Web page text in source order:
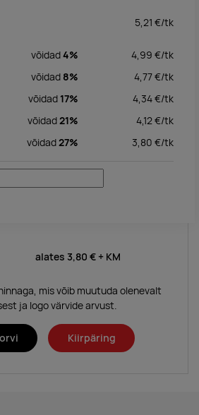
5,21 €/tk
võidad4% 4,99 €/tk
võidad 8% 4,77€/tk
võidad 17% 4,34€/tk
võidad21% 4,12€/tk
võidad27% 3,80 €/tk
alates 3,80 € + KM
mis võib muutuda olenevalt
ja logo värvide arvust.
Kiirpäring